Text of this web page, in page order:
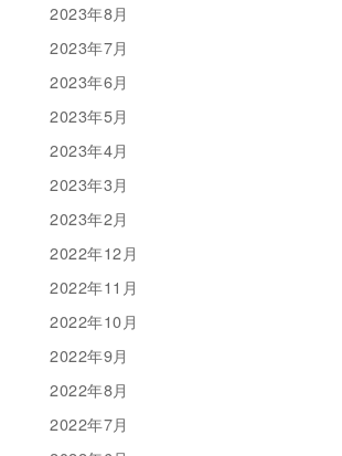
2023年8月
2023年7月
2023年6月
2023年5月
2023年4月
2023年3月
2023年2月
2022年12月
2022年11月
2022年10月
2022年9月
2022年8月
2022年7月